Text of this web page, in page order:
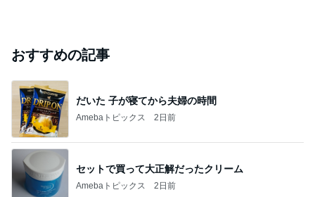
おすすめの記事
だいた 子が寝てから夫婦の時間
Amebaトピックス 2日前
セットで買って大正解だったクリーム
Amebaトピックス 2日前